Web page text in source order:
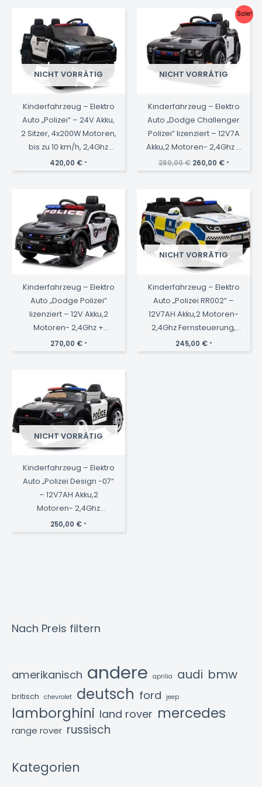
Nach Preis filtern
amerikanisch andere aprilia audi bmw
britisch chevrolet deutsch ford jeep
lamborghini land rover mercedes
range rover russisch
Kategorien
NICHT VORRÄTIG
Kinderfahrzeug – Elektro
Auto „Polizei“ – 24V Akku,
2 Sitzer, 4x200W Motoren,
bis zu 10 km/h, 2,4Ghz
Fernbedienung, EVA-
420,00 € *
Sale!
NICHT VORRÄTIG
Kinderfahrzeug – Elektro
Auto „Dodge Challenger
Polizei“ lizenziert – 12V7A
Akku,2 Motoren- 2,4Ghz +
EVA+Ledersitz, MP3
280,00€ Ursprünglicher
260,00 €Aktueller
*
Kinderfahrzeug – Elektro
Auto „Dodge Polizei“
lizenziert – 12V Akku,2
Motoren- 2,4Ghz +
Ledersitz, MP3
270,00 € *
NICHT VORRÄTIG
Kinderfahrzeug – Elektro
Auto „Polizei RR002“ –
12V7AH Akku,2 Motoren-
2,4Ghz Fernsteuerung,
MP3+Sirene
245,00 € *
NICHT VORRÄTIG
Kinderfahrzeug – Elektro
Auto „Polizei Design -07“
– 12V7AH Akku,2
Motoren- 2,4Ghz
Fernsteuerung, MP3
250,00 € *